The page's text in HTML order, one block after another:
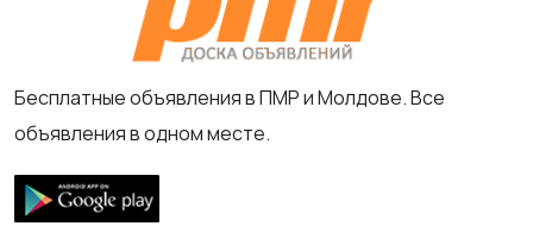
Бесплатные объявления в ПМР и Молдове. Все
объявления в одном месте.